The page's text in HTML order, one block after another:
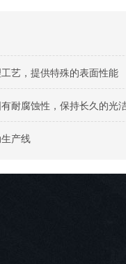
艺，提供特殊的表面性能
耐腐蚀性，保持长久的光
产线